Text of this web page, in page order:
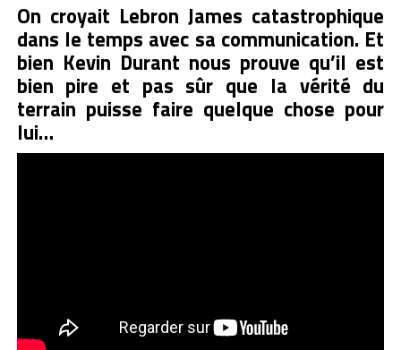
On croyait Lebron James catastrophique
dans le temps avec sa communication. Et
bien Kevin Durant nous prouve qu’il est
bien pire et pas sûr que la vérité du
terrain puisse faire quelque chose pour
lui…